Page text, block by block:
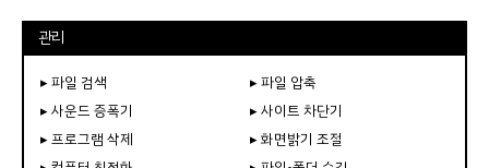
관리
▸ 파일 검색
▸ 파일 압축
▸ 사운드 증폭기
▸ 사이트 차단기
▸ 프로그램 삭제
▸ 화면밝기 조절